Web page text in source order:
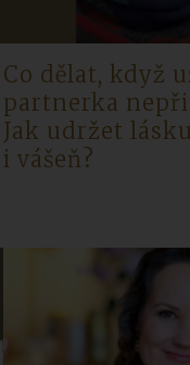
Co dělat, když
partnerka
Jak udržet lásku
i vášeň?